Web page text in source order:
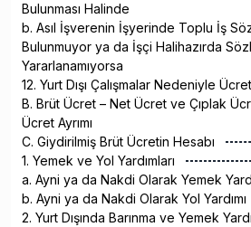
Bulunması Halinde
b. Asıl İşverenin İşyerinde Toplu İş
Bulunmuyor ya da İşçi Halihazırda
Yararlanamıyorsa
12. Yurt Dışı Çalışmalar Nedeniyle
B. Brüt Ücret – Net Ücret ve Çıplak
Ücret Ayrımı
C. Giydirilmiş Brüt Ücretin Hesabı
1. Yemek ve Yol Yardımları
a. Ayni ya da Nakdi Olarak Yemek
b. Ayni ya da Nakdi Olarak Yol Yardımı
2. Yurt Dışında Barınma ve Yemek